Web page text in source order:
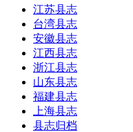
江苏县志
台湾县志
安徽县志
江西县志
浙江县志
山东县志
福建县志
上海县志
县志归档